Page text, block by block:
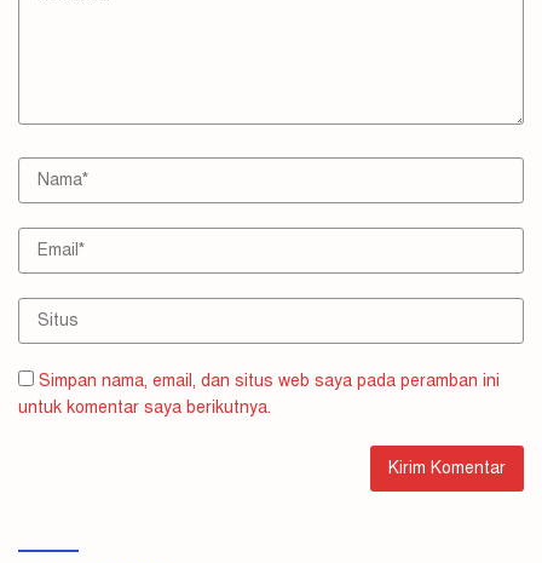
Simpan nama, email, dan situs web saya pada peramban ini
untuk komentar saya berikutnya.